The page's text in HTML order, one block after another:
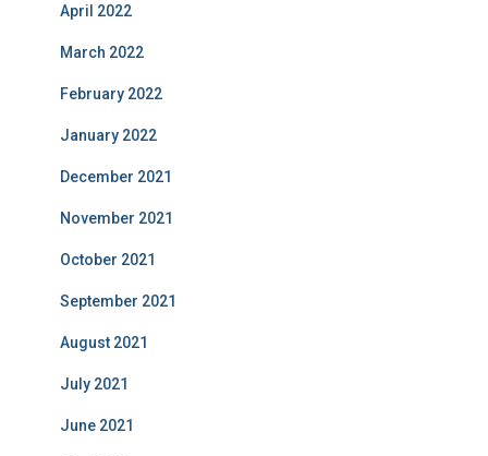
April 2022
March 2022
February 2022
January 2022
December 2021
November 2021
October 2021
September 2021
August 2021
July 2021
June 2021